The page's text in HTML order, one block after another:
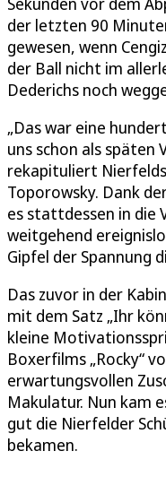
der letzten 90
gewesen, wenn
der Ball nicht im
Dederichs noch
„Das war eine
uns schon als späten
rekapituliert
Toporowsky. Dank
es stattdessen in die
weitgehend
Gipfel der Spannung
Das zuvor in der
mit dem Satz „Ihr
kleine
Boxerfilms „Rocky“
erwartungsvollen
Makulatur. Nun kam
gut die Nierfelder
bekamen.